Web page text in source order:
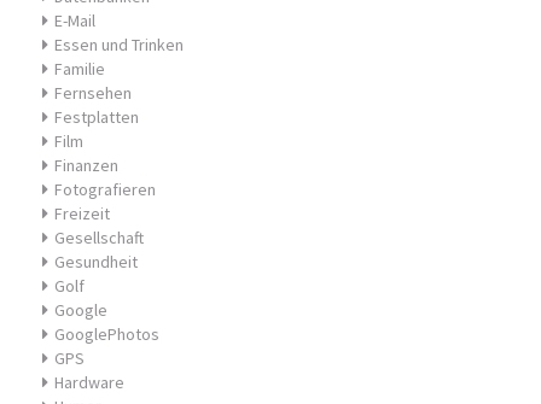
E-Mail
Essen und Trinken
Familie
Fernsehen
Festplatten
Film
Finanzen
Fotografieren
Freizeit
Gesellschaft
Gesundheit
Golf
Google
GooglePhotos
GPS
Hardware